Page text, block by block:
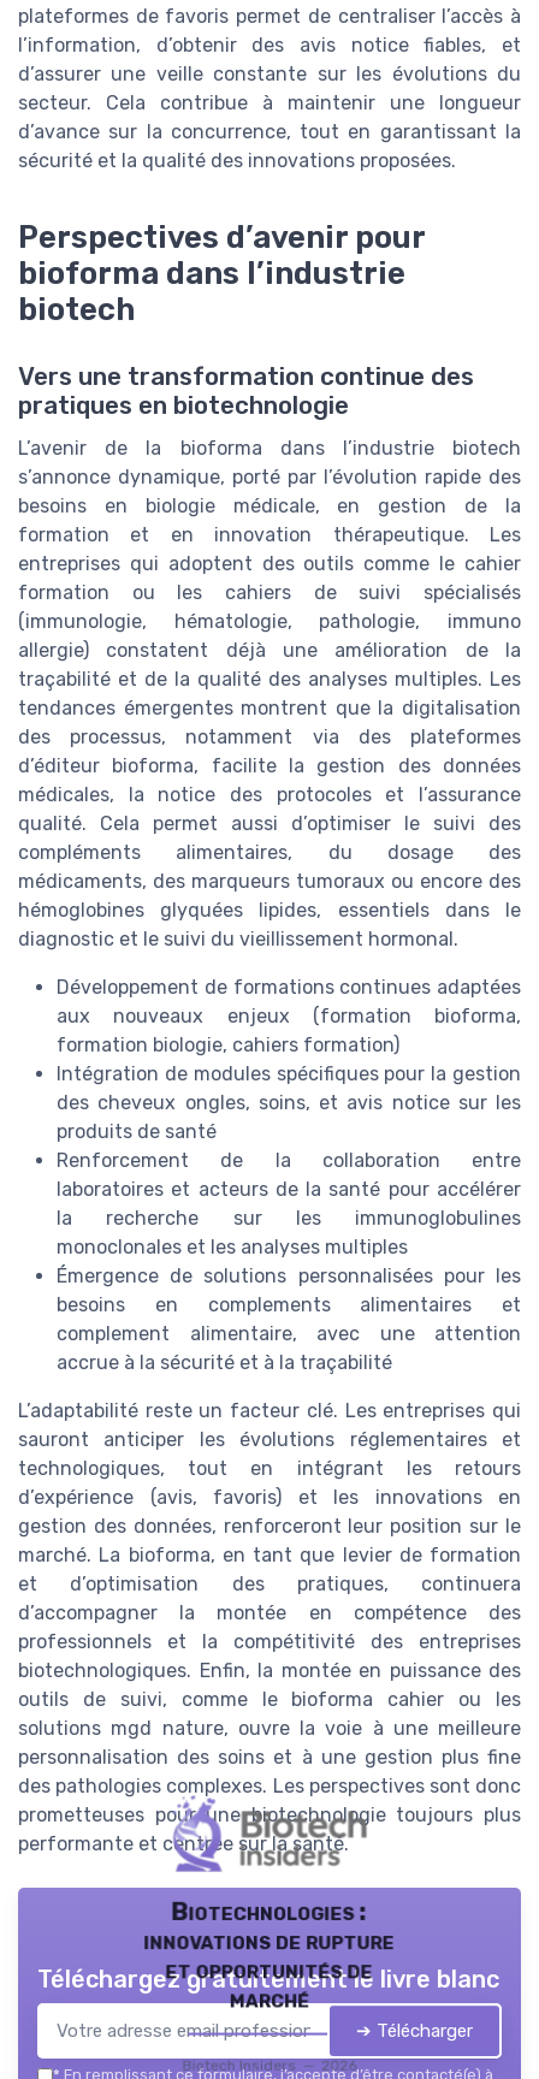
plateformes de favoris permet de centraliser l’accès à
l’information, d’obtenir des avis notice fiables, et
d’assurer une veille constante sur les évolutions du
secteur. Cela contribue à maintenir une longueur
d’avance sur la concurrence, tout en garantissant la
sécurité et la qualité des innovations proposées.
Perspectives d’avenir pour
bioforma dans l’industrie
biotech
Vers une transformation continue des
pratiques en biotechnologie
L’avenir de la bioforma dans l’industrie biotech
s’annonce dynamique, porté par l’évolution rapide des
besoins en biologie médicale, en gestion de la
formation et en innovation thérapeutique. Les
entreprises qui adoptent des outils comme le cahier
formation ou les cahiers de suivi spécialisés
(immunologie, hématologie, pathologie, immuno
allergie) constatent déjà une amélioration de la
traçabilité et de la qualité des analyses multiples. Les
tendances émergentes montrent que la digitalisation
des processus, notamment via des plateformes
d’éditeur bioforma, facilite la gestion des données
médicales, la notice des protocoles et l’assurance
qualité. Cela permet aussi d’optimiser le suivi des
compléments alimentaires, du dosage des
médicaments, des marqueurs tumoraux ou encore des
hémoglobines glyquées lipides, essentiels dans le
diagnostic et le suivi du vieillissement hormonal.
Développement de formations continues adaptées
aux nouveaux enjeux (formation bioforma,
formation biologie, cahiers formation)
Intégration de modules spécifiques pour la gestion
des cheveux ongles, soins, et avis notice sur les
produits de santé
Renforcement de la collaboration entre
laboratoires et acteurs de la santé pour accélérer
la recherche sur les immunoglobulines
monoclonales et les analyses multiples
Émergence de solutions personnalisées pour les
besoins en complements alimentaires et
complement alimentaire, avec une attention
accrue à la sécurité et à la traçabilité
L’adaptabilité reste un facteur clé. Les entreprises qui
sauront anticiper les évolutions réglementaires et
technologiques, tout en intégrant les retours
d’expérience (avis, favoris) et les innovations en
gestion des données, renforceront leur position sur le
marché. La bioforma, en tant que levier de formation
et d’optimisation des pratiques, continuera
d’accompagner la montée en compétence des
professionnels et la compétitivité des entreprises
biotechnologiques. Enfin, la montée en puissance des
outils de suivi, comme le bioforma cahier ou les
solutions mgd nature, ouvre la voie à une meilleure
personnalisation des soins et à une gestion plus fine
des pathologies complexes. Les perspectives sont donc
prometteuses pour une biotechnologie toujours plus
performante et centrée sur la santé.
Biotechnologies :
innovations de rupture
et opportunités de
marché
Biotech Insiders — 2026
Téléchargez gratuitement le livre blanc
➔ Télécharger
* En remplissant ce formulaire, j’accepte d’être contacté(e) à